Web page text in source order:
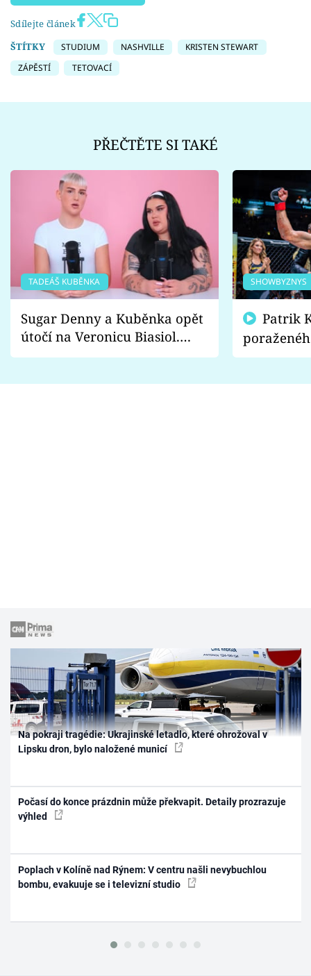
Sdílejte článek
ŠTÍTKY
STUDIUM NASHVILLE
KRISTEN STEWART
ZÁPĚSTÍ
TETOVACÍ
PŘEČTĚTE SI TAKÉ
TADEÁŠ KUBĚNKA
Sugar Denny a Kuběnka opět
útočí na Veronicu Biasiol.
Proč je podle nich falešná a
SHOWBYZNYS
fanoušci
Na pokraji tragédie: Ukrajinské letadlo, které ohrožoval v
Lipsku dron, bylo naložené municí
Počasí do konce prázdnin může překvapit. Detaily prozrazuje
výhled
Poplach v Kolíně nad Rýnem: V centru našli nevybuchlou
bombu, evakuuje se i televizní studio